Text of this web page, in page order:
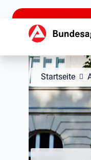
zu den Hauptinhalten
Startseite